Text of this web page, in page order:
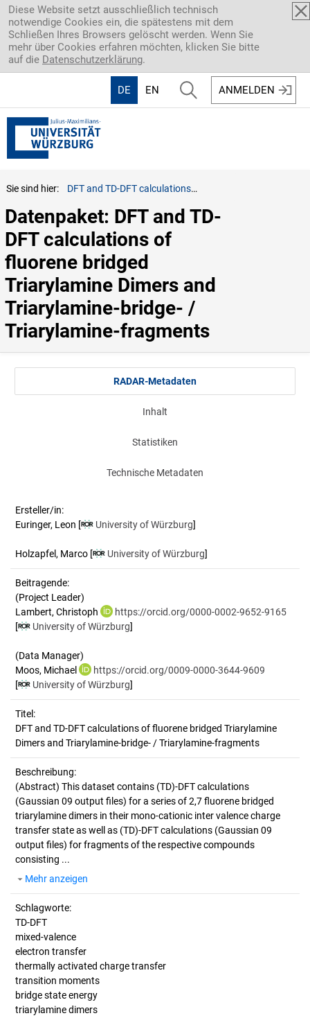
Direkt zum Inhalt
Diese Website setzt ausschließlich technisch
notwendige Cookies ein, die spätestens mit dem
Schließen Ihres Browsers gelöscht werden. Wenn Sie
mehr über Cookies erfahren möchten, klicken Sie bitte
auf die Datenschutzerklärung.
DE EN ANMELDEN
Sie sind hier: DFT and TD-DFT calculations of fluorene bridged Triarylamine Dimers and Triarylamine-bridge- / Triarylamine-fragments
Datenpaket: DFT and TD-
DFT calculations of
fluorene bridged
Triarylamine Dimers and
Triarylamine-bridge- /
Triarylamine-fragments
RADAR-Metadaten
Inhalt
Statistiken
Technische Metadaten
Ersteller/in:
Euringer, Leon [ University of Würzburg]
Holzapfel, Marco [ University of Würzburg]
Beitragende:
(Project Leader)
Lambert, Christoph
https://orcid.org/0000-0002-9652-9165
[
University of Würzburg]
(Data Manager)
Moos, Michael
https://orcid.org/0009-0000-3644-9609
[
University of Würzburg]
Titel:
DFT and TD-DFT calculations of fluorene bridged Triarylamine
Dimers and Triarylamine-bridge- / Triarylamine-fragments
Beschreibung:
(Abstract) This dataset contains (TD)-DFT calculations
(Gaussian 09 output files) for a series of 2,7 fluorene bridged
triarylamine dimers in their mono-cationic inter valence charge
transfer state as well as (TD)-DFT calculations (Gaussian 09
output files) for fragments of the respective compounds
consisting ...
Mehr anzeigen
Schlagworte:
TD-DFT
mixed-valence
electron transfer
thermally activated charge transfer
transition moments
bridge state energy
triarylamine dimers